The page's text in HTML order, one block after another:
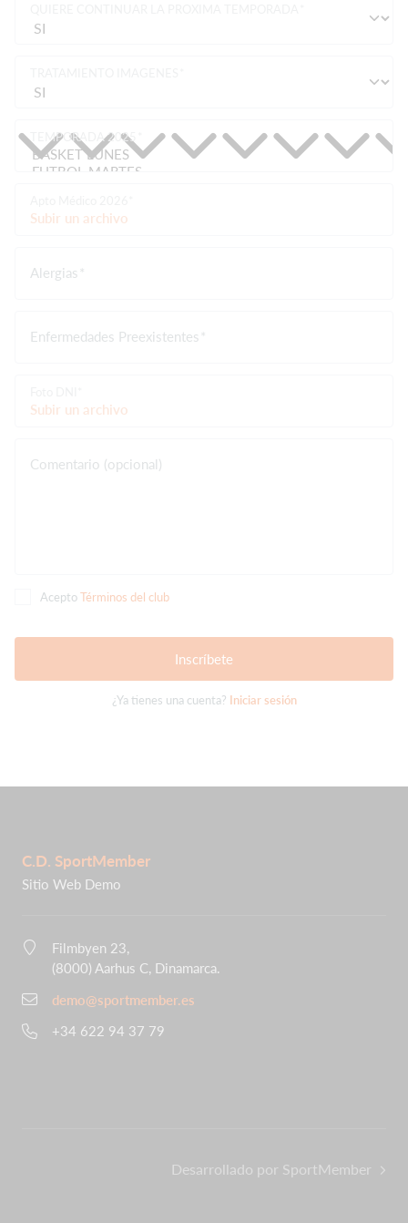
TEMPORADA 2025
Subir un archivo
Alergias
Enfermedades Preexistentes
Subir un archivo
Comentario (opcional)
AceptoTérminos del club
Inscríbete
¿Ya tienes una cuenta? Iniciar sesión
C.D. SportMember
Sitio Web Demo
Filmbyen 23,
(8000) Aarhus C, Dinamarca.
demo@sportmember.es
+34 622 94 37 79
Desarrollado por SportMember